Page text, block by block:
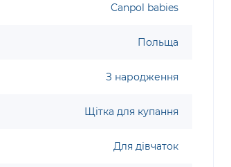
Canpol babies
Польща
З народження
Щітка для купання
Для дівчаток